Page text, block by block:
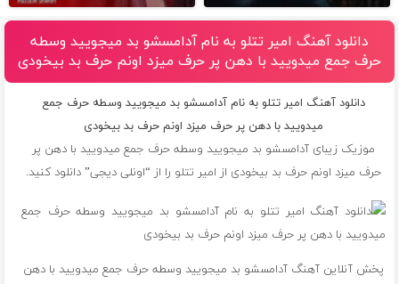
دانلود آهنگ امیر تتلو به نام آدامسشو بد میجویید وسطه
حرف جمع میدویید با دهن پر حرف میزد اونم حرف بد بیخودی
دانلود آهنگ امیر تتلو به نام آدامسشو بد میجویید وسطه حرف جمع
میدویید با دهن پر حرف میزد اونم حرف بد بیخودی
موزیک زیبای آدامسشو بد میجویید وسطه حرف جمع میدویید با دهن پر
حرف میزد اونم حرف بد بیخودی از امیر تتلو را از “اونلی دیجی” دانلود کنید.
پخش آنلاین آهنگ آدامسشو بد میجویید وسطه حرف جمع میدویید با دهن